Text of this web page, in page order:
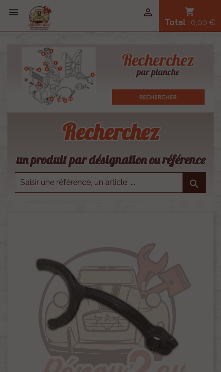
 shopping_cart
Total : 0,00 €

Recherchez
un produit par désignation ou référence
